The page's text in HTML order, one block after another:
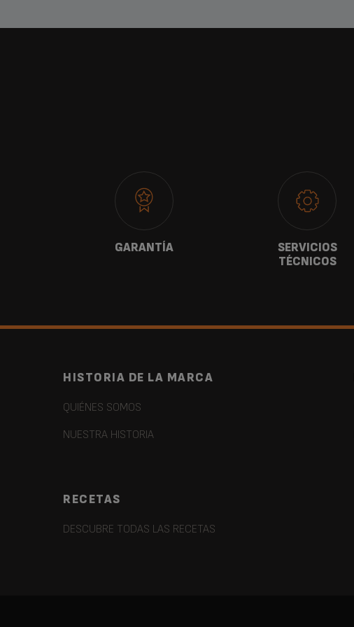
GARANTÍA
SERVICIOS
TÉCNICOS
HISTORIA DE LA MARCA
QUIÉNES SOMOS
NUESTRA HISTORIA
RECETAS
DESCUBRE TODAS LAS RECETAS